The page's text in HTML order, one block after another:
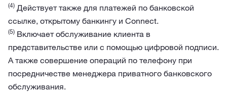
(4) Действует также для платежей по банковской
ссылке, открытому банкингу и Connect.
(5) Включает обслуживание клиента в
представительстве или с помощью цифровой подписи.
А также совершение операций по телефону при
посредничестве менеджера приватного банковского
обслуживания.